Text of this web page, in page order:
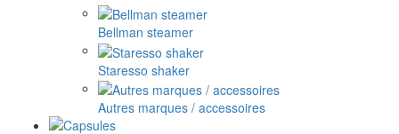
Bellman steamer
Staresso shaker
Autres marques / accessoires